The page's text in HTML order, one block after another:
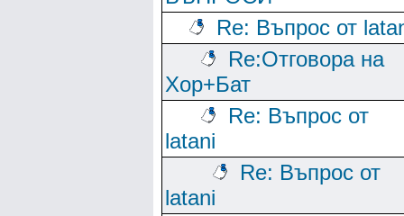
Re: Въпрос от
Re:Отговора на
Хор+Бат
Re: Въпрос от
latani
Re: Въпрос от
latani